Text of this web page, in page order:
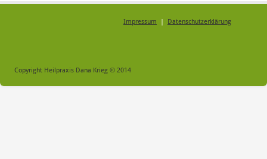
Impressum | Datenschutzerklärung
Copyright Heilpraxis Dana Krieg © 2014